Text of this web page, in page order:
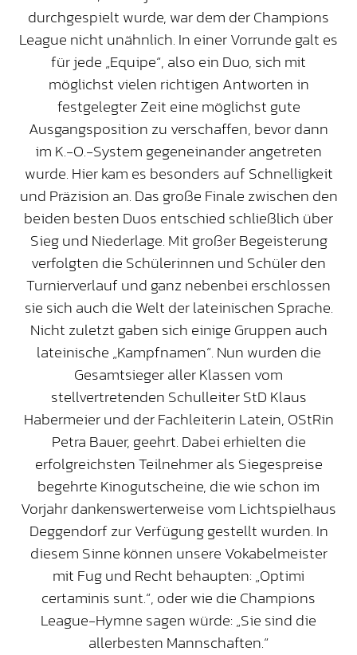
durchgespielt wurde, war dem der Champions
League nicht unähnlich. In einer Vorrunde galt es
für jede „Equipe“, also ein Duo, sich mit
möglichst vielen richtigen Antworten in
festgelegter Zeit eine möglichst gute
Ausgangsposition zu verschaffen, bevor dann
im K.-O.-System gegeneinander angetreten
wurde. Hier kam es besonders auf Schnelligkeit
und Präzision an. Das große Finale zwischen den
beiden besten Duos entschied schließlich über
Sieg und Niederlage. Mit großer Begeisterung
verfolgten die Schülerinnen und Schüler den
Turnierverlauf und ganz nebenbei erschlossen
sie sich auch die Welt der lateinischen Sprache.
Nicht zuletzt gaben sich einige Gruppen auch
lateinische „Kampfnamen“. Nun wurden die
Gesamtsieger aller Klassen vom
stellvertretenden Schulleiter StD Klaus
Habermeier und der Fachleiterin Latein, OStRin
Petra Bauer, geehrt. Dabei erhielten die
erfolgreichsten Teilnehmer als Siegespreise
begehrte Kinogutscheine, die wie schon im
Vorjahr dankenswerterweise vom Lichtspielhaus
Deggendorf zur Verfügung gestellt wurden. In
diesem Sinne können unsere Vokabelmeister
mit Fug und Recht behaupten: „Optimi
certaminis sunt.“, oder wie die Champions
League-Hymne sagen würde: „Sie sind die
allerbesten Mannschaften.“